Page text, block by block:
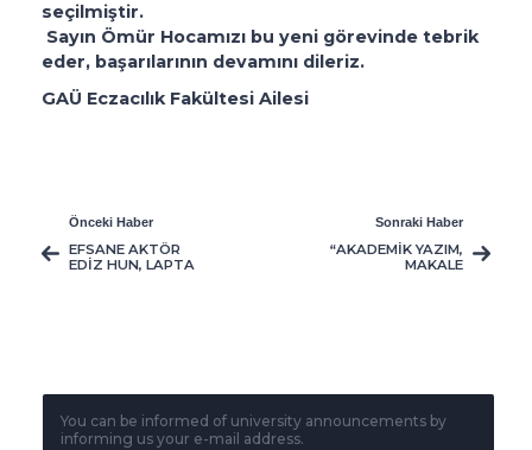
seçilmiştir.
Sayın Ömür Hocamızı bu yeni görevinde tebrik
eder, başarılarının devamını dileriz.
GAÜ Eczacılık Fakültesi Ailesi
Önceki Haber
EFSANE AKTÖR
EDİZ HUN, LAPTA
Sonraki Haber
“AKADEMİK YAZIM,
MAKALE
You can be informed of university announcements by
informing us your e-mail address.